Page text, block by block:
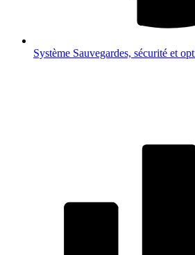
Système Sauvegardes, sécurité et